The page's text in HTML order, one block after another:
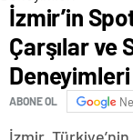
İzmir’in
Çarşılar ve
Deneyimleri
ABONE OL